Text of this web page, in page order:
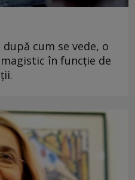
cum se vede, o
în funcţie de